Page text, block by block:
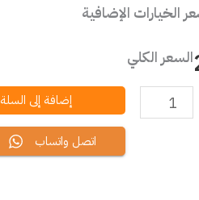
الخيارات الإضافية
السعر الكلي
إضافة إلى السلة
اتصل واتساب